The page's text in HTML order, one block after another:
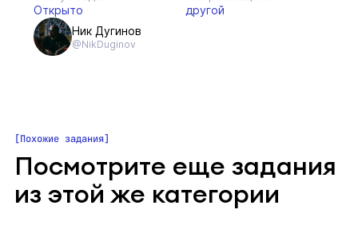
Открыто
другой
Ник Дугинов
@NikDuginov
Похожие задания
Посмотрите еще задания
из этой же категории